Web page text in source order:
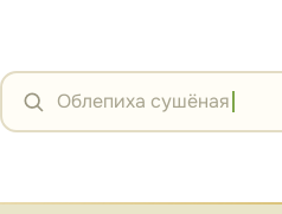
Облепиха сушёная